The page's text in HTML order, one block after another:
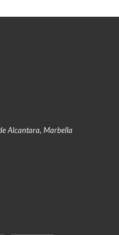
Alcantara, Marbella